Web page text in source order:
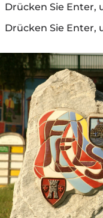
Drücken Sie Enter,
Drücken Sie Enter,